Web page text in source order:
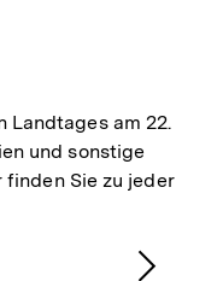
Landtages am 22.
und sonstige
finden Sie zu jeder